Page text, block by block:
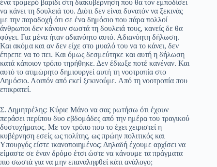
ένα τρομερό βαρίδι στη διακυβέρνηση που θα τον εμποδίσει
να κάνει τη δουλειά του. Διότι δεν είναι δυνατόν να ξεκινάς
με την παραδοχή ότι σε ένα δημόσιο που πάρα πολλοί
άνθρωποι δεν κάνουν σωστά τη δουλειά τους, κανείς δε θα
φύγει. Για μένα ήταν αδιανόητο αυτό. Αδιανόητη δήλωση.
Και ακόμα και αν δεν είχε στο μυαλό του να το κάνει, δεν
έπρεπε να το πει. Και όμως δεσμεύτηκε και αυτή η δήλωση
κατά κάποιον τρόπο τηρήθηκε. Δεν έδιωξε ποτέ κανέναν. Και
αυτό το ατιμώρητο δημιουργεί αυτή τη νοοτροπία στο
Δημόσιο. Λοιπόν από εκεί ξεκινούμε. Από τη νοοτροπία που
επικρατεί.
Σ. Δημητρέλης: Κύριε Μάνο να σας ρωτήσω ότι έχουν
περάσει περίπου δυο εβδομάδες από την ημέρα του τραγικού
δυστυχήματος. Με τον τρόπο που το έχει χειριστεί η
κυβέρνηση εσείς ως πολίτης, ως πρώην πολιτικός και
Υπουργός είστε ικανοποιημένος; Δηλαδή έχουμε αρχίσει να
είμαστε σε έναν δρόμο έτσι ώστε να κάνουμε τα πράγματα
πιο σωστά για να μην επαναληφθεί κάτι ανάλογο;